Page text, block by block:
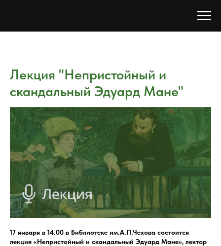
Лекция "Непристойный и
скандальный Эдуард Мане"
17 января в 14.00 в Библиотеке им.А.П.Чехова состоится
лекция «Непристойный и скандальный Эдуард Мане», лектор